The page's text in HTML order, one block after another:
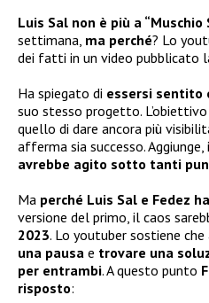
Luis Sal non è più a “Muschio
settimana, ma perché? Lo
dei fatti in un video pubblicato
Ha spiegato di essersi sentito
suo stesso progetto.
quello di dare ancora più
afferma sia successo.
avrebbe agito sotto tanti
Ma perché Luis Sal e Fedez
versione del primo, il caos
2023. Lo youtuber sostiene che
una pausa e trovare una
per entrambi. A questo punto
risposto: